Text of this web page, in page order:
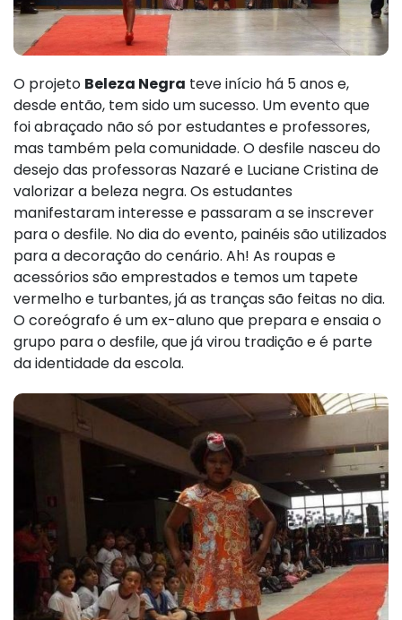
O projeto Beleza Negra teve início há 5 anos e,
desde então, tem sido um sucesso. Um evento que
foi abraçado não só por estudantes e professores,
mas também pela comunidade. O desfile nasceu do
desejo das professoras Nazaré e Luciane Cristina de
valorizar a beleza negra. Os estudantes
manifestaram interesse e passaram a se inscrever
para o desfile. No dia do evento, painéis são utilizados
para a decoração do cenário. Ah! As roupas e
acessórios são emprestados e temos um tapete
vermelho e turbantes, já as tranças são feitas no dia.
O coreógrafo é um ex-aluno que prepara e ensaia o
grupo para o desfile, que já virou tradição e é parte
da identidade da escola.